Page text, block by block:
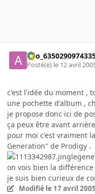
Posté(e) le 12 avril
c'est l'idée du moment ,
une pochette d'album ,
je propose donc ici de
ça peux être avant
pour moi c'est vraiment
Generation" de Prodigy .
on vois bien la
je suis bien curieux de
Modifié le 17 avril 2005